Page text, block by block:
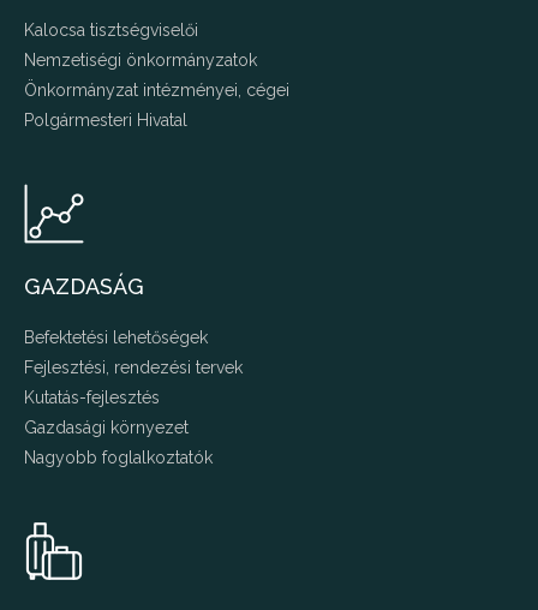
Kalocsa tisztségviselői
Nemzetiségi önkormányzatok
Önkormányzat intézményei, cégei
Polgármesteri Hivatal
GAZDASÁG
Befektetési lehetőségek
Fejlesztési, rendezési tervek
Kutatás-fejlesztés
Gazdasági környezet
Nagyobb foglalkoztatók